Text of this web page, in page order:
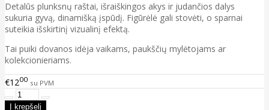
Detalūs plunksnų raštai, išraiškingos akys ir judančios dalys
sukuria gyvą, dinamišką įspūdį. Figūrėlė gali stovėti, o sparnai
suteikia išskirtinį vizualinį efektą.
Tai puiki dovanos idėja vaikams, paukščių mylėtojams ar
kolekcionieriams.
€1200 su PVM